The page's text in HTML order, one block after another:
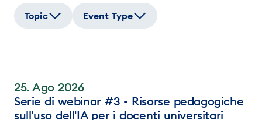
Topic Event Type
25. Ago 2026
Serie di webinar #3 - Risorse pedagogiche
sull'uso dell'IA per i docenti universitari